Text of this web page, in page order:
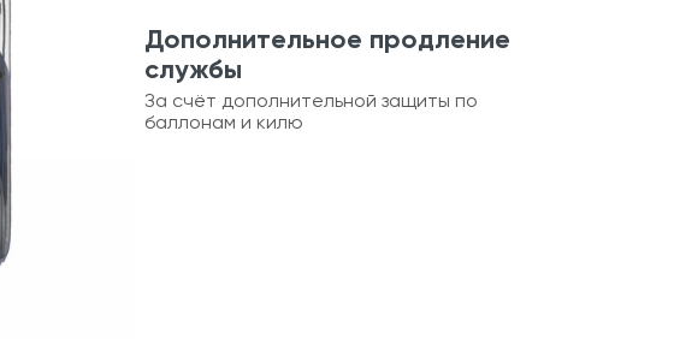
Дополнительное продление
службы
За счёт дополнительной защиты по
баллонам и килю